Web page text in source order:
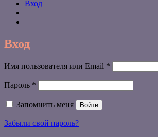
Вход
Вход
Имя пользователя или Email *
Пароль *
Запомнить меня Войти
Забыли свой пароль?